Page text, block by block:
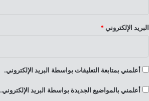
البريد الإلكتروني *
أعلمني بمتابعة التعليقات بواسطة البريد الإلكتروني.
أعلمني بالمواضيع الجديدة بواسطة البريد الإلكتروني.